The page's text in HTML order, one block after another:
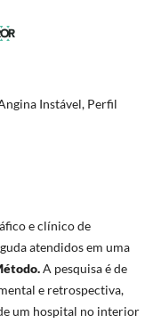
Instável, Perfil
e clínico de
atendidos em uma
A pesquisa é de
e retrospectiva,
um hospital no interior